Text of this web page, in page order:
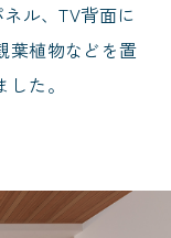
ル、TV背面に
葉植物などを置
た。